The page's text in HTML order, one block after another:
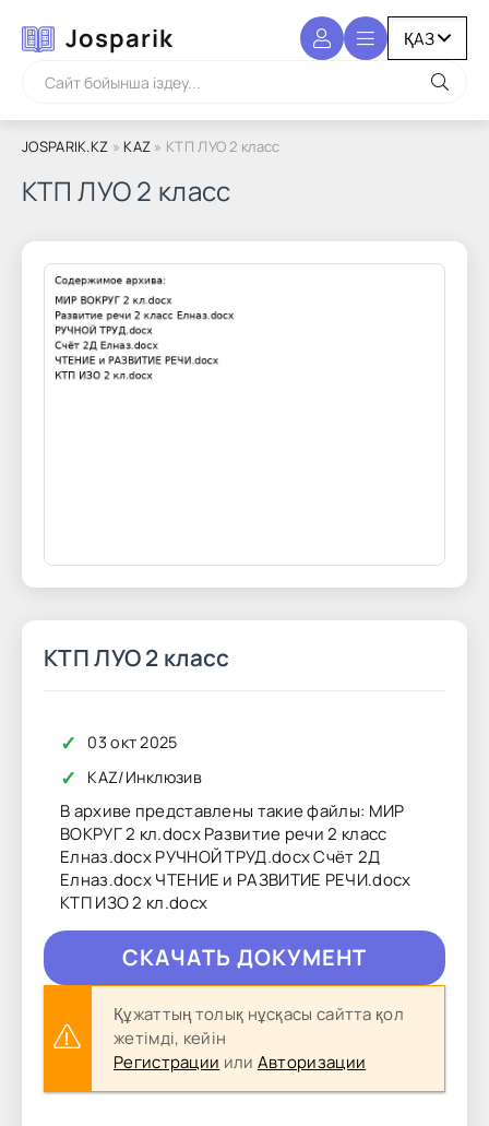
Josparik
JOSPARIK.KZ » KAZ » КТП ЛУО 2 класс
КТП ЛУО 2 класс
КТП ЛУО 2 класс
✓ 03 окт 2025
✓ KAZ/Инклюзив
В архиве представлены такие файлы: МИР
ВОКРУГ 2 кл.docx Развитие речи 2 класс
Елназ.docx РУЧНОЙ ТРУД.docx Счёт 2Д
Елназ.docx ЧТЕНИЕ и РАЗВИТИЕ РЕЧИ.docx
КТП ИЗО 2 кл.docx
CКAЧAТЬ ДОКУМЕНТ
Құжаттың толық нұсқасы сайтта қол
жетімді, кейін
Регистрации или Авторизации